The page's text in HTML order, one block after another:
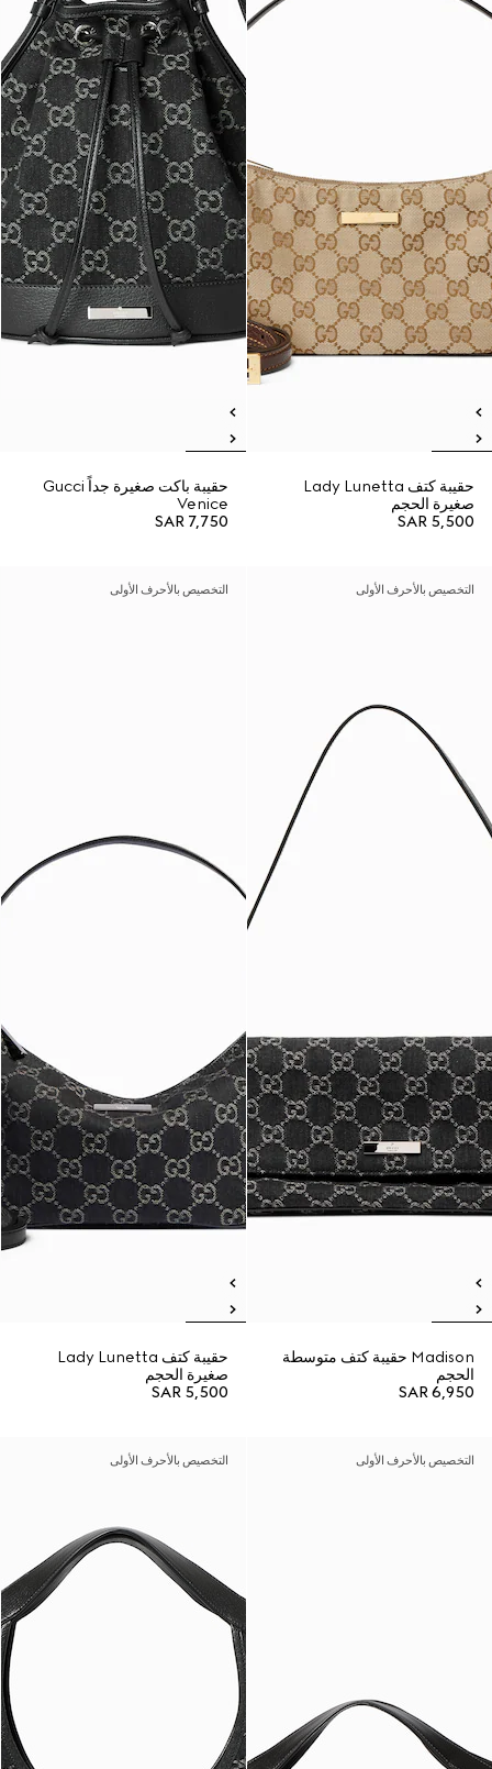
حقيبة كتف Lady Lunetta
صغيرة الحجم
SAR 5,500
حقيبة باكت صغيرة جداً Gucci
Venice
SAR 7,750
التخصيص بالأحرف الأولى
Madison حقيبة كتف متوسطة
الحجم
SAR 6,950
التخصيص بالأحرف الأولى
حقيبة كتف Lady Lunetta
صغيرة الحجم
SAR 5,500
التخصيص بالأحرف الأولى التخصيص بالأحرف الأولى